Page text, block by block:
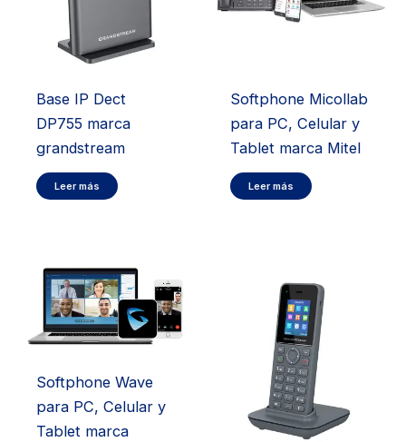
Base IP Dect
DP755 marca
grandstream
Leer más
Softphone Micollab
para PC, Celular y
Tablet marca Mitel
Leer más
Softphone Wave
para PC, Celular y
Tablet marca